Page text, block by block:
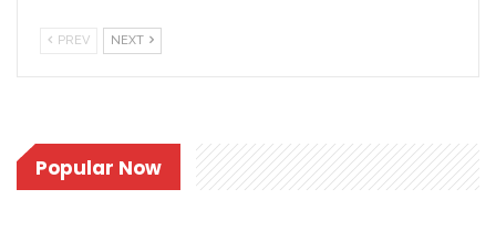
PREV NEXT
Popular Now